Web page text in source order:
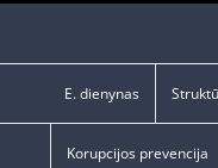
E. dienynas
Korupcijos prevencija